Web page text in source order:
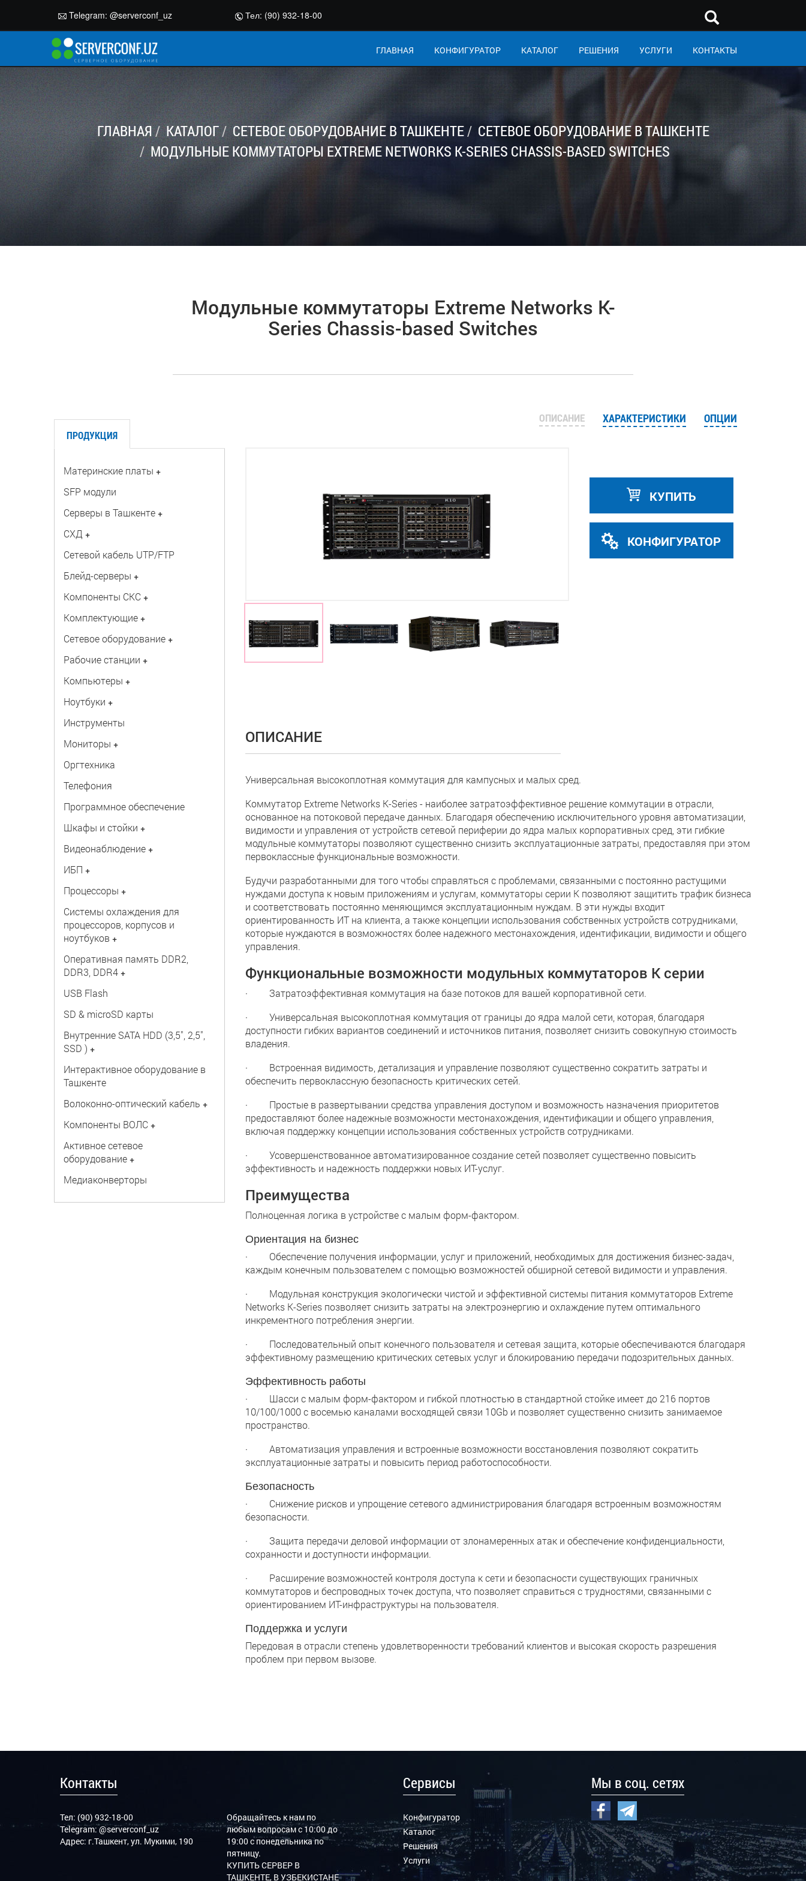
Telegram: @serverconf_uz Тел: (90) 932-18-00
ГЛАВНАЯ КОНФИГУРАТОР КАТАЛОГ РЕШЕНИЯ УСЛУГИ КОНТАКТЫ
ГЛАВНАЯ КАТАЛОГ СЕТЕВОЕ ОБОРУДОВАНИЕ В ТАШКЕНТЕ
СЕТЕВОЕ ОБОРУДОВАНИЕ В ТАШКЕНТЕ
МОДУЛЬНЫЕ КОММУТАТОРЫ EXTREME NETWORKS K-SERIES CHASSIS-BASED SWITCHES
Модульные коммутаторы Extreme Networks K-
Series Chassis-based Switches
ПРОДУКЦИЯ
Материнские платы +
SFP модули
Серверы в Ташкенте +
СХД +
Сетевой кабель UTP/FTP
Блейд-серверы +
Компоненты СКС +
Комплектующие +
Сетевое оборудование +
Рабочие станции +
Компьютеры +
Ноутбуки +
Инструменты
Мониторы +
Оргтехника
Телефония
Программное обеспечение
Шкафы и стойки +
Видеонаблюдение +
ИБП +
Процессоры +
Системы охлаждения для
процессоров, корпусов и
ноутбуков +
Оперативная память DDR2,
DDR3, DDR4 +
USB Flash
SD & microSD карты
Внутренние SATA HDD (3,5", 2,5",
SSD ) +
Интерактивное оборудование в
Ташкенте
Волоконно-оптический кабель +
Компоненты ВОЛС +
Активное сетевое
оборудование +
Медиаконверторы
ОПИСАНИЕ ХАРАКТЕРИСТИКИ ОПЦИИ
КУПИТЬ
КОНФИГУРАТОР
ОПИСАНИЕ
Универсальная высокоплотная коммутация для кампусных и малых сред.
Коммутатор Extreme Networks K-Series - наиболее затратоэффективное решение коммутации в отрасли,
основанное на потоковой передаче данных. Благодаря обеспечению исключительного уровня автоматизации,
видимости и управления от устройств сетевой периферии до ядра малых корпоративных сред, эти гибкие
модульные коммутаторы позволяют существенно снизить эксплуатационные затраты, предоставляя при этом
первоклассные функциональные возможности.
Будучи разработанными для того чтобы справляться с проблемами, связанными с постоянно растущими
нуждами доступа к новым приложениям и услугам, коммутаторы серии K позволяют защитить трафик бизнеса
и соответствовать постоянно меняющимся эксплуатационным нуждам. В эти нужды входит
ориентированность ИТ на клиента, а также концепции использования собственных устройств сотрудниками,
которые нуждаются в возможностях более надежного местонахождения, идентификации, видимости и общего
управления.
Функциональные возможности модульных коммутаторов K серии
· Затратоэффективная коммутация на базе потоков для вашей корпоративной сети.
· Универсальная высокоплотная коммутация от границы до ядра малой сети, которая, благодаря
доступности гибких вариантов соединений и источников питания, позволяет снизить совокупную стоимость
владения.
· Встроенная видимость, детализация и управление позволяют существенно сократить затраты и
обеспечить первоклассную безопасность критических сетей.
· Простые в развертывании средства управления доступом и возможность назначения приоритетов
предоставляют более надежные возможности местонахождения, идентификации и общего управления,
включая поддержку концепции использования собственных устройств сотрудниками.
· Усовершенствованное автоматизированное создание сетей позволяет существенно повысить
эффективность и надежность поддержки новых ИТ-услуг.
Преимущества
Полноценная логика в устройстве с малым форм-фактором.
Ориентация на бизнес
· Обеспечение получения информации, услуг и приложений, необходимых для достижения бизнес-задач,
каждым конечным пользователем с помощью возможностей обширной сетевой видимости и управления.
· Модульная конструкция экологически чистой и эффективной системы питания коммутаторов Extreme
Networks K-Series позволяет снизить затраты на электроэнергию и охлаждение путем оптимального
инкрементного потребления энергии.
· Последовательный опыт конечного пользователя и сетевая защита, которые обеспечиваются благодаря
эффективному размещению критических сетевых услуг и блокированию передачи подозрительных данных.
Эффективность работы
· Шасси с малым форм-фактором и гибкой плотностью в стандартной стойке имеет до 216 портов
10/100/1000 с восемью каналами восходящей связи 10Gb и позволяет существенно снизить занимаемое
пространство.
· Автоматизация управления и встроенные возможности восстановления позволяют сократить
эксплуатационные затраты и повысить период работоспособности.
Безопасность
· Снижение рисков и упрощение сетевого администрирования благодаря встроенным возможностям
безопасности.
· Защита передачи деловой информации от злонамеренных атак и обеспечение конфиденциальности,
сохранности и доступности информации.
· Расширение возможностей контроля доступа к сети и безопасности существующих граничных
коммутаторов и беспроводных точек доступа, что позволяет справиться с трудностями, связанными с
ориентированием ИТ-инфраструктуры на пользователя.
Поддержка и услуги
Передовая в отрасли степень удовлетворенности требований клиентов и высокая скорость разрешения
проблем при первом вызове.
Контакты
Тел: (90) 932-18-00
Telegram:@serverconf_uz
Адрес: г.Ташкент, ул. Мукими, 190
Обращайтесь к нам по
любым вопросам с 10:00 до
19:00 с понедельника по
пятницу.
КУПИТЬ СЕРВЕР В
ТАШКЕНТЕ, В УЗБЕКИСТАНЕ
Сервисы
Конфигуратор
Каталог
Решения
Услуги
Мы в соц. сетях